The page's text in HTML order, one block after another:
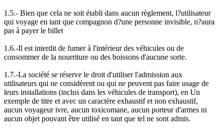
1.5.- Bien que cela ne soit établi dans aucun règlement, l?utilisateur
qui voyage en tant que compagnon d?une personne invisible, n?aura
pas à payer le billet
1.6.-Il est interdit de fumer à l'intérieur des véhicules ou de
consommer de la nourriture ou des boissons d'aucune sorte.
1.7.-La société se réserve le droit d'utiliser l'admission aux
utilisateurs qui ne considèrent ou qui ne peuvent pas faire usage de
leurs installations (inclus dans les véhicules de transport), en Un
exemple de titre et avec un caractère exhaustif et non exhaustif,
aucun voyageur ivre, aucun toxicomane, aucun porteur d'armes ni
aucun objet pouvant être utilisé en tant que tel ne sont admis.